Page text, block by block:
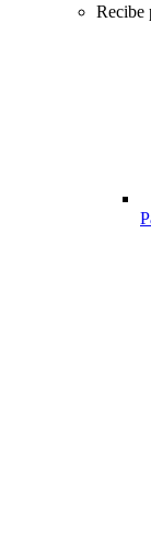
Recibe